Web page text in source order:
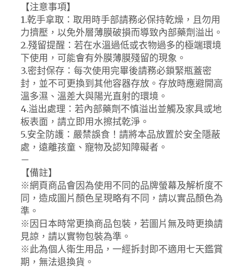
【注意事項】
1.乾手拿取：取用時手部請務必保持乾燥，且勿用
力擠壓，以免外層薄膜破損而導致內部藥劑溢出。
2.殘留提醒：若在水溫過低或衣物過多的極端環境
下使用，可能會有外膜薄膜殘留的現象。
3.密封保存：每次使用完畢後請務必鎖緊瓶蓋密
封，並不可更換到其他容器存放。存放時應避開高
溫多濕、溫差大與陽光直射的環境。
4.溢出處理：若內部藥劑不慎溢出並觸及家具或地
板表面，請立即用水擦拭乾淨。
5.安全防護：嚴禁誤食！請將本品放置於安全隱蔽
處，遠離孩童、寵物及認知障礙者。
－
【備註】
※網頁商品會因為使用不同的品牌螢幕及解析度不
同，造成圖片顏色呈現略有不同，請以實品顏色為
準。
※因日本時常更換商品包裝，若圖片無及時更換請
見諒，請以實物包裝為準。
※此為個人衛生用品，一經拆封即不適用七天鑑賞
期，無法退換貨。